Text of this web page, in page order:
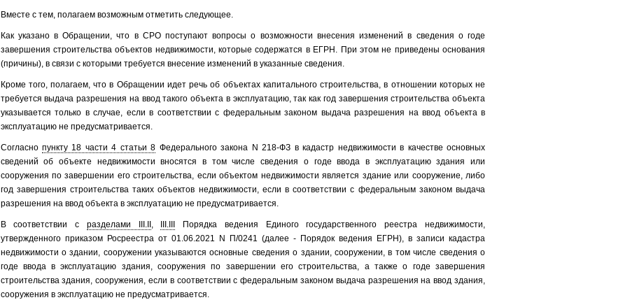
Вместе с тем, полагаем возможным отметить следующее.
Как указано в Обращении, что в СРО поступают вопросы о возможности внесения изменений в сведения о годе
завершения строительства объектов недвижимости, которые содержатся в ЕГРН. При этом не приведены основания
(причины), в связи с которыми требуется внесение изменений в указанные сведения.
Кроме того, полагаем, что в Обращении идет речь об объектах капитального строительства, в отношении которых не
требуется выдача разрешения на ввод такого объекта в эксплуатацию, так как год завершения строительства объекта
указывается только в случае, если в соответствии с федеральным законом выдача разрешения на ввод объекта в
эксплуатацию не предусматривается.
Согласно пункту 18 части 4 статьи 8 Федерального закона N 218-ФЗ в кадастр недвижимости в качестве основных
сведений об объекте недвижимости вносятся в том числе сведения о годе ввода в эксплуатацию здания или
сооружения по завершении его строительства, если объектом недвижимости является здание или сооружение, либо
год завершения строительства таких объектов недвижимости, если в соответствии с федеральным законом выдача
разрешения на ввод объекта в эксплуатацию не предусматривается.
В соответствии с разделами III.II , III.III
Порядка ведения Единого государственного реестра недвижимости,
утвержденного приказом Росреестра от 01.06.2021 N П/0241 (далее - Порядок ведения ЕГРН), в записи кадастра
недвижимости о здании, сооружении указываются основные сведения о здании, сооружении, в том числе сведения о
годе ввода в эксплуатацию здания, сооружения по завершении его строительства, а также о годе завершения
строительства здания, сооружения, если в соответствии с федеральным законом выдача разрешения на ввод здания,
сооружения в эксплуатацию не предусматривается.